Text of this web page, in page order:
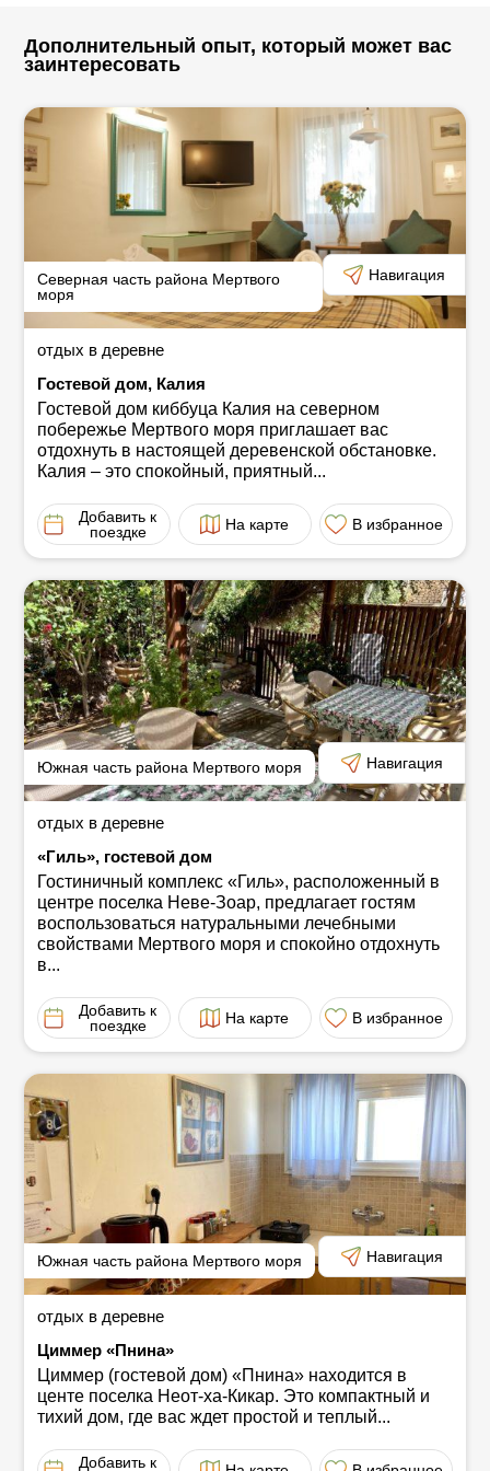
Персонал спа профессионально выполняет
различные виды процедур и массажа:
оригинальные процедуры с использованием грязи,
шиацу, рефлексологические процедуры и др. Если вы
захотите отдохнуть вдвоем, в спа есть отдельные
кабинеты с джакузи (процедуры оплачиваются
отдельно).
В отеле можно устраивать торжества и конференции
(до 150 участников).
В связи с ограничениями, налагаемыми
«фиолетовым стандартом» и указаниями
министерства здравоохранения, возможны
изменения в порядке предоставления тех или
иных услуг отеля. Необходимо выяснить у
представителей отеля, в каком объеме
оказываются услуги и насколько они доступны в
период вашего пребывания в отеле.
Дополнительный опыт, который может вас
заинтересовать
Северная часть района Мертвого
моря
Навигация
отдых в деревне
Гостевой дом, Калия
Гостевой дом киббуца Калия на северном
побережье Мертвого моря приглашает вас
отдохнуть в настоящей деревенской обстановке.
Калия ‒ это спокойный, приятный...
Добавить к
поездке
На карте В избранное
Южная часть района Мертвого моря Навигация
отдых в деревне
«Гиль», гостевой дом
Гостиничный комплекс «Гиль», расположенный в
центре поселка Неве-Зоар, предлагает гостям
воспользоваться натуральными лечебными
свойствами Мертвого моря и спокойно отдохнуть
в...
Добавить к
поездке
На карте В избранное
Южная часть района Мертвого моря Навигация
отдых в деревне
Циммер «Пнина»
Циммер (гостевой дом) «Пнина» находится в
центе поселка Неот-ха-Кикар. Это компактный и
тихий дом, где вас ждет простой и теплый...
Добавить к